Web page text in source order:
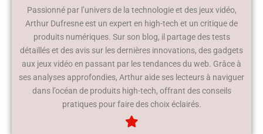
Passionné par l’univers de la technologie et des jeux vidéo,
Arthur Dufresne est un expert en high-tech et un critique de
produits numériques. Sur son blog, il partage des tests
détaillés et des avis sur les dernières innovations, des gadgets
aux jeux vidéo en passant par les tendances du web. Grâce à
ses analyses approfondies, Arthur aide ses lecteurs à naviguer
dans l’océan de produits high-tech, offrant des conseils
pratiques pour faire des choix éclairés.